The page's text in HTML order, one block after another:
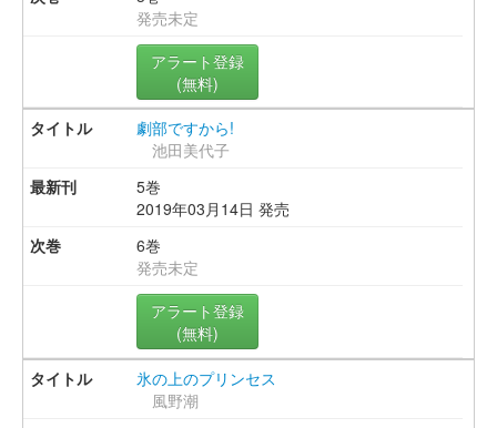
発売未定
アラート登録
(無料)
劇部ですから!
池田美代子
5巻
2019年03月14日 発売
6巻
発売未定
アラート登録
(無料)
氷の上のプリンセス
風野潮